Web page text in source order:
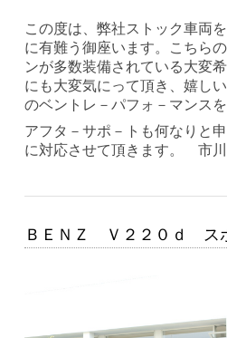
この度は、弊社ストック車両
に有難う御座います。こちら
ンが多数装備されている大変
にも大変気にって頂き、嬉し
のベントレ－パフォ－マンスを
アフタ－サポ－トも何なりと
に対応させて頂きます。 市川
ＢＥＮＺ Ｖ２２０ｄ ス